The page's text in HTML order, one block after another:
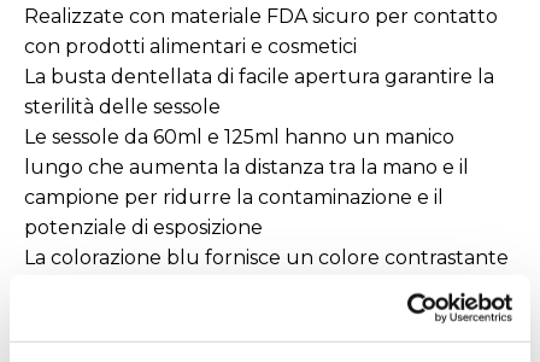
Realizzate con materiale FDA sicuro per contatto
con prodotti alimentari e cosmetici
La busta dentellata di facile apertura garantire la
sterilità delle sessole
Le sessole da 60ml e 125ml hanno un manico
lungo che aumenta la distanza tra la mano e il
campione per ridurre la contaminazione e il
potenziale di esposizione
La colorazione blu fornisce un colore contrastante
alla maggior parte dei prodotti campionati
Confezionate singolarmente, sterilizzate per
irraggiamento gamma, lotto stampato per una